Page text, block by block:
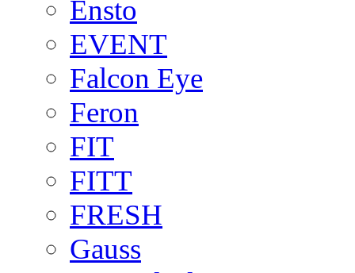
Ensto
EVENT
Falcon Eye
Feron
FIT
FITT
FRESH
Gauss